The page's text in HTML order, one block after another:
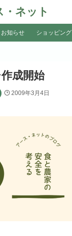
・ネット
お知らせ ショッピング
成開始
2009年3月4日